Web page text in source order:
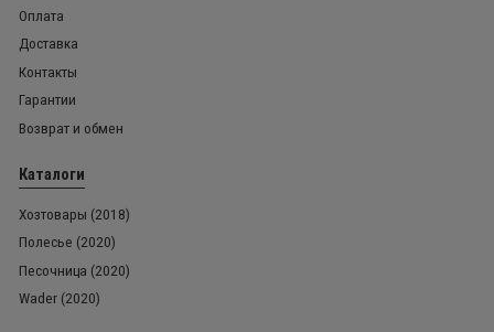
Оплата
Доставка
Контакты
Гарантии
Возврат и обмен
Каталоги
Хозтовары (2018)
Полесье (2020)
Песочница (2020)
Wader (2020)